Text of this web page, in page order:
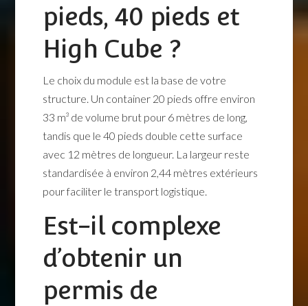
pieds, 40 pieds et
High Cube ?
Le choix du module est la base de votre
structure. Un container 20 pieds offre environ
33 m³ de volume brut pour 6 mètres de long,
tandis que le 40 pieds double cette surface
avec 12 mètres de longueur. La largeur reste
standardisée à environ 2,44 mètres extérieurs
pour faciliter le transport logistique.
Est-il complexe
d’obtenir un
permis de